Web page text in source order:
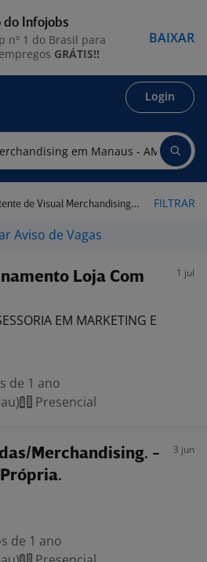
Login
Merchandising em Manaus - AM FILTRAR
Aviso de Vagas
Loja Com
1 jul
EM MARKETING E
de 1 ano
Presencial
Merchandising. -
3 jun
de 1 ano
do Infojobs
nº 1 do Brasil para
GRÁTIS!!
BAIXAR